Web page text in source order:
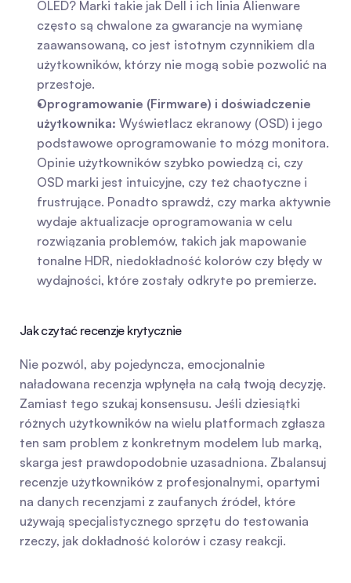
OLED? Marki takie jak Dell i ich linia Alienware
często są chwalone za gwarancje na wymianę
zaawansowaną, co jest istotnym czynnikiem dla
użytkowników, którzy nie mogą sobie pozwolić na
przestoje.
Oprogramowanie (Firmware) i doświadczenie
użytkownika: Wyświetlacz ekranowy (OSD) i jego
podstawowe oprogramowanie to mózg monitora.
Opinie użytkowników szybko powiedzą ci, czy
OSD marki jest intuicyjne, czy też chaotyczne i
frustrujące. Ponadto sprawdź, czy marka aktywnie
wydaje aktualizacje oprogramowania w celu
rozwiązania problemów, takich jak mapowanie
tonalne HDR, niedokładność kolorów czy błędy w
wydajności, które zostały odkryte po premierze.
Jak czytać recenzje krytycznie
Nie pozwól, aby pojedyncza, emocjonalnie
naładowana recenzja wpłynęła na całą twoją decyzję.
Zamiast tego szukaj konsensusu. Jeśli dziesiątki
różnych użytkowników na wielu platformach zgłasza
ten sam problem z konkretnym modelem lub marką,
skarga jest prawdopodobnie uzasadniona. Zbalansuj
recenzje użytkowników z profesjonalnymi, opartymi
na danych recenzjami z zaufanych źródeł, które
używają specjalistycznego sprzętu do testowania
rzeczy, jak dokładność kolorów i czasy reakcji.